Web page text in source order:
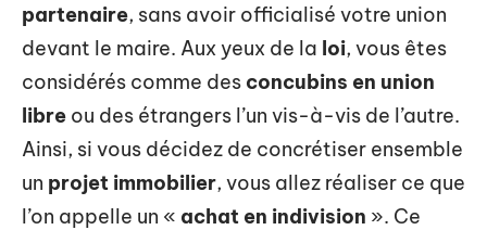
partenaire, sans avoir officialisé votre union
devant le maire. Aux yeux de la loi, vous êtes
considérés comme des concubins en union
libre ou des étrangers l’un vis-à-vis de l’autre.
Ainsi, si vous décidez de concrétiser ensemble
un projet immobilier, vous allez réaliser ce que
l’on appelle un « achat en indivision ». Ce